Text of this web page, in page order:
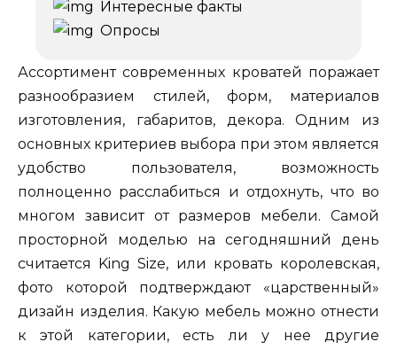
Интересные факты
Опросы
Ассортимент современных кроватей поражает
разнообразием стилей, форм, материалов
изготовления, габаритов, декора. Одним из
основных критериев выбора при этом является
удобство пользователя, возможность
полноценно расслабиться и отдохнуть, что во
многом зависит от размеров мебели. Самой
просторной моделью на сегодняшний день
считается King Size, или кровать королевская,
фото которой подтверждают «царственный»
дизайн изделия. Какую мебель можно отнести
к этой категории, есть ли у нее другие